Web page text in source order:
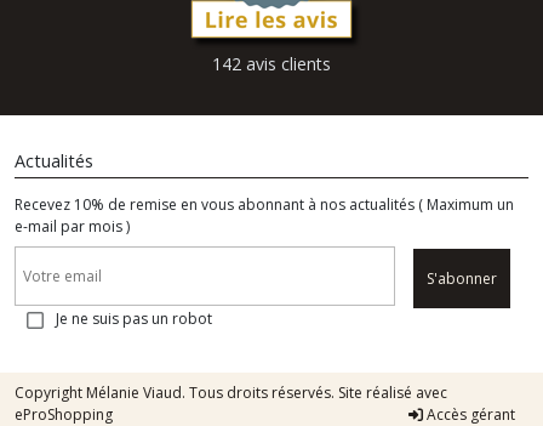
142 avis clients
Actualités
Recevez 10% de remise en vous abonnant à nos actualités ( Maximum un
e-mail par mois )
S'abonner
Je ne suis pas un robot
Copyright Mélanie Viaud. Tous droits réservés. Site réalisé avec
eProShopping
Accès gérant